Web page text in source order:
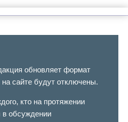
обновляет формат
сайте будут отключены.
кто на протяжении
в обсуждении